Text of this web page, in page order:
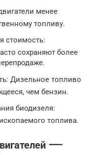
менее
топливу.
стоимость:
сохраняют более
Дизельное топливо
чем бензин.
биодизеля:
топлива.
⸺